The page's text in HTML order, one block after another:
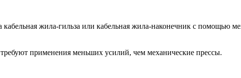
кабельная жила-гильза или кабельная жила-наконечник с помощью
применения меньших усилий, чем механические прессы.